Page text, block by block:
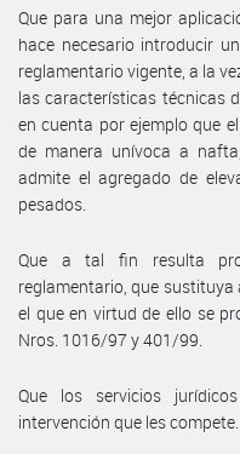
Que para una mejor
hace necesario introducir
reglamentario vigente, a la
las características técnicas
en cuenta por ejemplo que
de manera unívoca a
admite el agregado de
pesados.
Que a tal fin resulta
reglamentario, que sustituya
el que en virtud de ello se
Nros. 1016/97 y 401/99.
Que los servicios
intervención que les compete.